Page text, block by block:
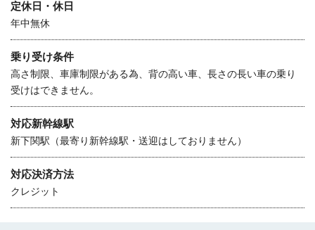
定休日・休日
年中無休
乗り受け条件
高さ制限、車庫制限がある為、背の高い車、長さの長い車の乗り
受けはできません。
対応新幹線駅
新下関駅（最寄り新幹線駅・送迎はしておりません）
対応決済方法
クレジット